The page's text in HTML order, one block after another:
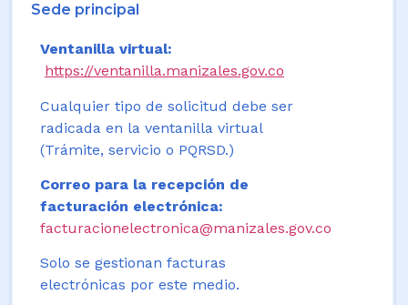
Sede principal
Ventanilla virtual:
https://ventanilla.manizales.gov.co
Cualquier tipo de solicitud debe ser
radicada en la ventanilla virtual
(Trámite, servicio o PQRSD.)
Correo para la recepción de
facturación electrónica:
facturacionelectronica@manizales.gov.co
Solo se gestionan facturas
electrónicas por este medio.